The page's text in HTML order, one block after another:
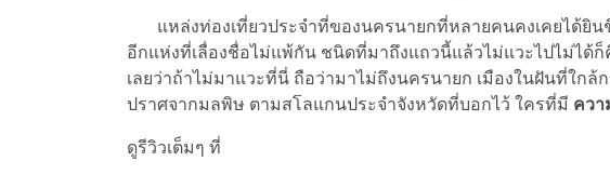
แหล่งท่องเที่ยวประจำที่ของนครนายกที่หลายคนคงเคยได้ยิน
อีกแห่งที่เลื่องชื่อไม่แพ้กัน ชนิดที่มาถึงแถวนี้แล้วไม่แวะไปไม่ได้ก็
เลยว่าถ้าไม่มาแวะที่นี่ ถือว่ามาไม่ถึงนครนายก เมืองในฝันที่ใกล้
ปราศจากมลพิษ ตามสโลแกนประจำจังหวัดที่บอกไว้ ใครที่มี ควา
ดูรีวิวเต็มๆ ที่